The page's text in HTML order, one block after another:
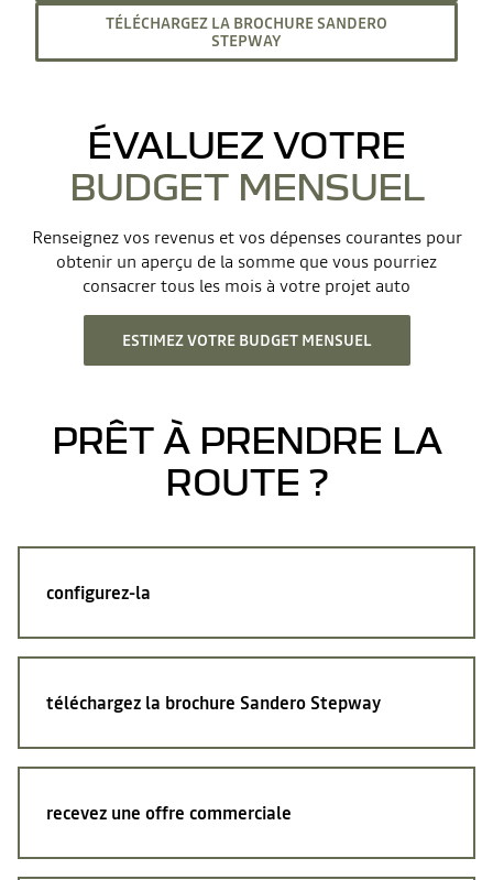
TÉLÉCHARGEZ LA BROCHURE SANDERO
STEPWAY
ÉVALUEZ VOTRE
BUDGET MENSUEL
Renseignez vos revenus et vos dépenses courantes pour
obtenir un aperçu de la somme que vous pourriez
consacrer tous les mois à votre projet auto
ESTIMEZ VOTRE BUDGET MENSUEL
PRÊT À PRENDRE LA
ROUTE ?
configurez-la
téléchargez la brochure Sandero Stepway
recevez une offre commerciale